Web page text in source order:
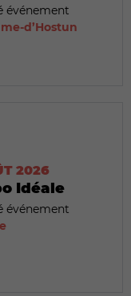
événement
d’Hostun
2026
Idéale
événement